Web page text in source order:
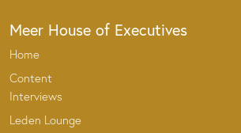
Meer House of Executives
Home
Content
Interviews
Leden Lounge